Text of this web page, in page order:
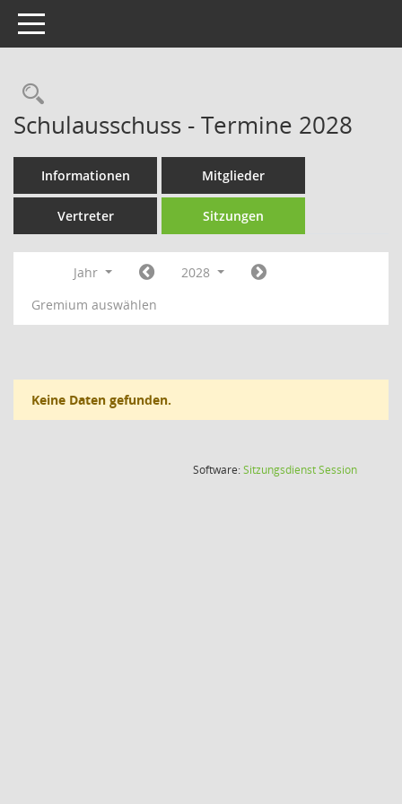
Toggle navigation
Rechercheauswahl
Schulausschuss - Termine 2028
Informationen Mitglieder
Vertreter Sitzungen
Jahr
2028
Gremium auswählen
Keine Daten gefunden.
Software:SitzungsdienstSession(Wird in